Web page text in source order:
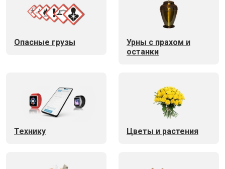
Опасные грузы
Урны с прахом и
останки
Технику Цветы и растения